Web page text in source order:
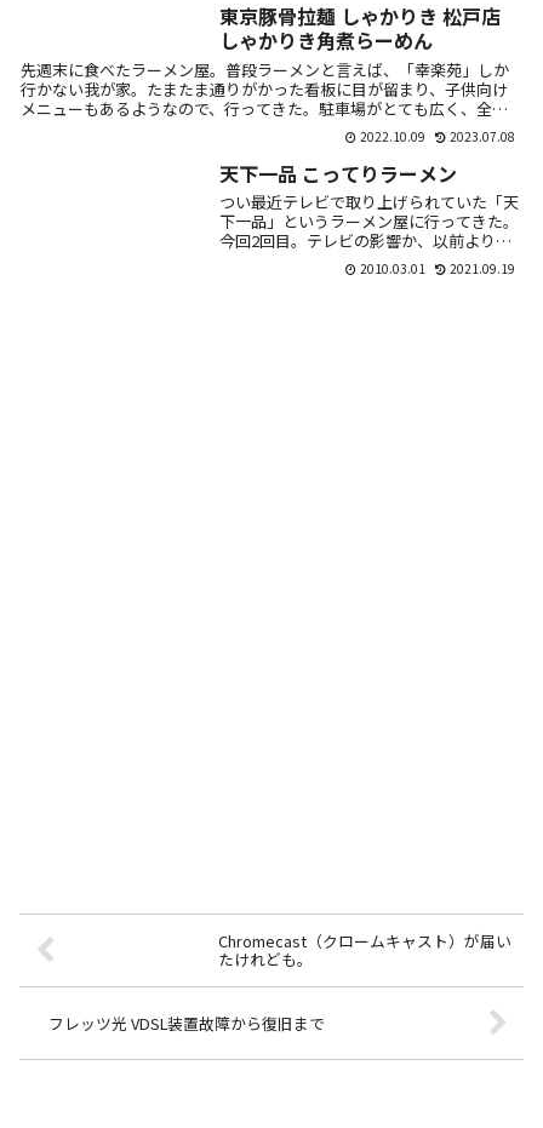
東京豚骨拉麺 しゃかりき 松戸店
しゃかりき角煮らーめん
先週末に食べたラーメン屋。普段ラーメンと言えば、「幸楽苑」しか
行かない我が家。たまたま通りがかった看板に目が留まり、子供向け
メニューもあるようなので、行ってきた。駐車場がとても広く、全面
2022.10.09 2023.07.08
天下一品 こってりラーメン
つい最近テレビで取り上げられていた「天
下一品」というラーメン屋に行ってきた。
今回2回目。テレビの影響か、以前よりも
ずいぶん混んでた。これはすごい宣伝効
果。一番有名な「こってりラーメン」 並
2010.03.01 2021.09.19
Chromecast（クロームキャスト）が届い
たけれども。
フレッツ光 VDSL装置故障から復旧まで